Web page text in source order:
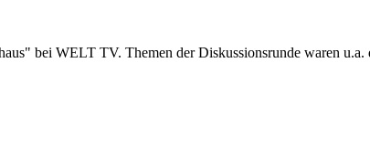
bei WELT TV. Themen der Diskussionsrunde waren u.a.